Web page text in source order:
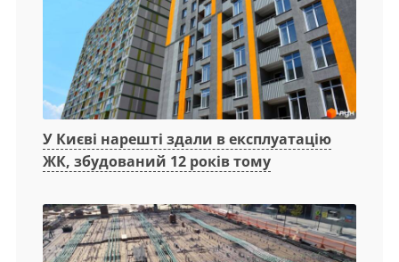
У Києві нарешті здали в експлуатацію
ЖК, збудований 12 років тому